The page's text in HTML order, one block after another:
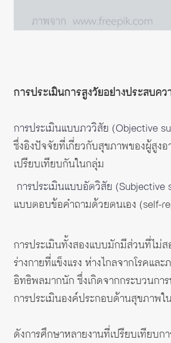
การประเมินการสูงวัยอย่างประสบค
การประเมินแบบภววิสัย (Objective
ซึ่งอิงปัจจัยที่เกี่ยวกับสุขภาพของผู้สูงอ
เปรียบเทียบกันในกลุ่ม
การประเมินแบบอัตวิสัย (Subjective
แบบตอบข้อคำถามด้วยตนเอง (self-
การประเมินทั้งสองแบบมักมีส่วนที่ไม่
ร่างกายที่แข็งแรง ห่างไกลจากโรคแ
อิทธิพลมากนัก ซึ่งเกิดจากกระบวนก
การประเมินองค์ประกอบด้านสุขภาพใ
ดังการศึกษาหลายงานที่เปรียบเทียบ